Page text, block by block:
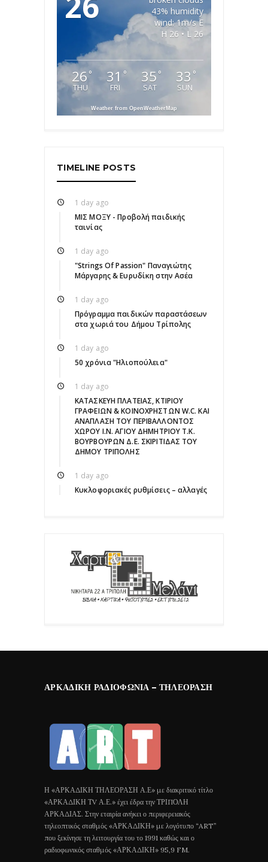
43% humidity
wind: 1m/s E
H 26 • L 26
26 °
THU
31 °
FRI
35 °
SAT
33 °
SUN
Weather from OpenWeatherMap
TIMELINE POSTS
1 day ago
ΜΙΣ ΜΟΞΥ - Προβολή παιδικής
ταινίας
1 day ago
"Strings Of Passion" Παναγιώτης
Μάργαρης & Ευρυδίκη στην Ασέα
1 day ago
Πρόγραμμα παιδικών παραστάσεων
στα χωριά του Δήμου Τρίπολης
1 day ago
50 χρόνια "Ηλιοπούλεια"
1 day ago
ΚΑΤΑΣΚΕΥΗ ΠΛΑΤΕΙΑΣ, ΚΤΙΡΙΟΥ
ΓΡΑΦΕΙΩΝ & ΚΟΙΝΟΧΡΗΣΤΩΝ W.C. ΚΑΙ
ΑΝΑΠΛΑΣΗ ΤΟΥ ΠΕΡΙΒΑΛΛΟΝΤΟΣ
ΧΩΡΟΥ Ι.Ν. ΑΓΙΟΥ ΔΗΜΗΤΡΙΟΥ Τ.Κ.
ΒΟΥΡΒΟΥΡΩΝ Δ.Ε. ΣΚΙΡΙΤΙΔΑΣ ΤΟΥ
ΔΗΜΟΥ ΤΡΙΠΟΛΗΣ
1 day ago
Κυκλοφοριακές ρυθμίσεις – αλλαγές
ΑΡΚΑΔΙΚΉ ΡΑΔΙΟΦΩΝΊΑ – ΤΗΛΕΌΡΑΣΗ
Η «ΑΡΚΑΔΙΚΗ ΤΗΛΕΟΡΑΣΗ Α.Ε» με διακριτικό τίτλο
«ΑΡΚΑΔΙΚΗ ΤV Α.Ε.» έχει έδρα την ΤΡΙΠΟΛΗ
ΑΡΚΑΔΙΑΣ. Στην εταιρία ανήκει ο περιφερειακός
τηλεοπτικός σταθμός «ΑΡΚΑΔΙΚΗ» με λογότυπο “ART”
που ξεκίνησε τη λειτουργία του το 1991 καθώς και ο
ραδιοφωνικός σταθμός «ΑΡΚΑΔΙΚΗ» 95,9 FM.